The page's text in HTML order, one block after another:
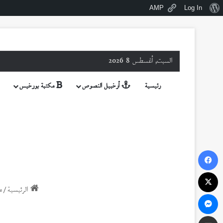
نبذةLog In
AMP
السبت, أغسطس 8 2026
رئيسية أرخبيل النصوص مكتبة بورخيس
الرئيسية/